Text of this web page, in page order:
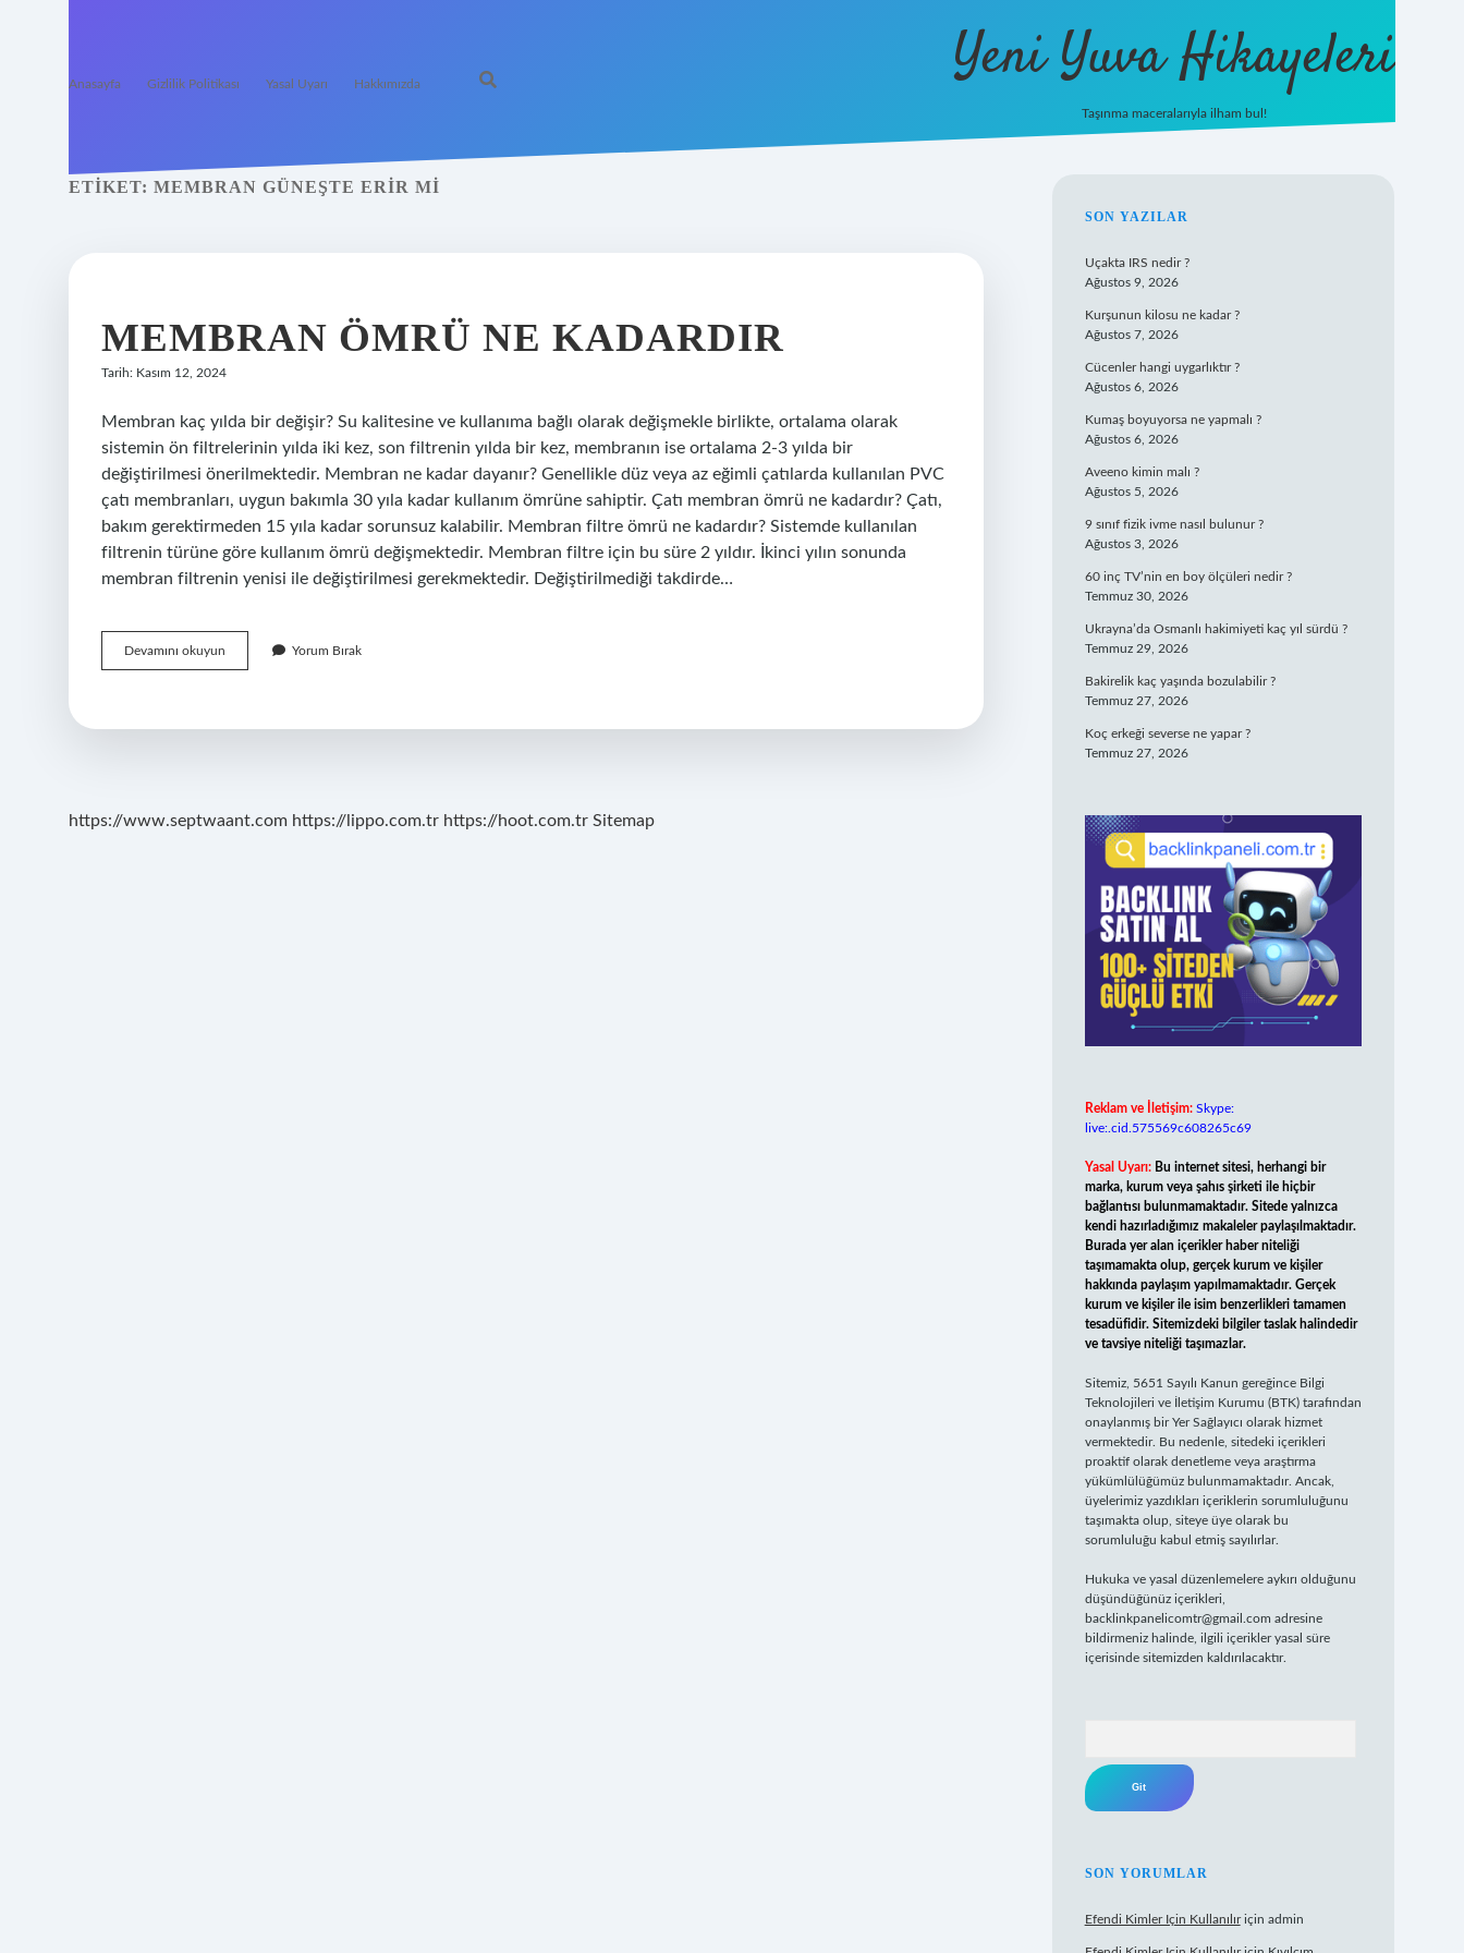
Anasayfa Gizlilik Politikası Yasal Uyarı Hakkımızda Yeni Yuva Hikayeleri
Taşınma maceralarıyla ilham bul!
ETIKET: MEMBRAN GÜNEŞTE ERIR MI
MEMBRAN ÖMRÜ NE KADARDIR
Tarih: Kasım 12, 2024
Membran kaç yılda bir değişir? Su kalitesine ve kullanıma bağlı olarak değişmekle birlikte, ortalama olarak
sistemin ön filtrelerinin yılda iki kez, son filtrenin yılda bir kez, membranın ise ortalama 2-3 yılda bir
değiştirilmesi önerilmektedir. Membran ne kadar dayanır? Genellikle düz veya az eğimli çatılarda kullanılan PVC
çatı membranları, uygun bakımla 30 yıla kadar kullanım ömrüne sahiptir. Çatı membran ömrü ne kadardır? Çatı,
bakım gerektirmeden 15 yıla kadar sorunsuz kalabilir. Membran filtre ömrü ne kadardır? Sistemde kullanılan
filtrenin türüne göre kullanım ömrü değişmektedir. Membran filtre için bu süre 2 yıldır. İkinci yılın sonunda
membran filtrenin yenisi ile değiştirilmesi gerekmektedir. Değiştirilmediği takdirde…
Devamını okuyun Membran
Ömrü
Yorum Bırak
https://www.septwaant.com https://lippo.com.tr https://hoot.com.tr Sitemap
SIDEBAR
SON YAZILAR
Uçakta IRS nedir ?
Ağustos 9, 2026
Kurşunun kilosu ne kadar ?
Ağustos 7, 2026
Cücenler hangi uygarlıktır ?
Ağustos 6, 2026
Kumaş boyuyorsa ne yapmalı ?
Ağustos 6, 2026
Aveeno kimin malı ?
Ağustos 5, 2026
9 sınıf fizik ivme nasıl bulunur ?
Ağustos 3, 2026
60 inç TV’nin en boy ölçüleri nedir ?
Temmuz 30, 2026
Ukrayna’da Osmanlı hakimiyeti kaç yıl sürdü ?
Temmuz 29, 2026
Bakirelik kaç yaşında bozulabilir ?
Temmuz 27, 2026
Koç erkeği severse ne yapar ?
Temmuz 27, 2026
Reklam ve İletişim: Skype:
live:.cid.575569c608265c69
Yasal Uyarı: Bu internet sitesi, herhangi bir
marka, kurum veya şahıs şirketi ile hiçbir
bağlantısı bulunmamaktadır. Sitede yalnızca
kendi hazırladığımız makaleler paylaşılmaktadır.
Burada yer alan içerikler haber niteliği
taşımamakta olup, gerçek kurum ve kişiler
hakkında paylaşım yapılmamaktadır. Gerçek
kurum ve kişiler ile isim benzerlikleri tamamen
tesadüfidir. Sitemizdeki bilgiler taslak halindedir
ve tavsiye niteliği taşımazlar.
Sitemiz, 5651 Sayılı Kanun gereğince Bilgi
Teknolojileri ve İletişim Kurumu (BTK) tarafından
onaylanmış bir Yer Sağlayıcı olarak hizmet
vermektedir. Bu nedenle, sitedeki içerikleri
proaktif olarak denetleme veya araştırma
yükümlülüğümüz bulunmamaktadır. Ancak,
üyelerimiz yazdıkları içeriklerin sorumluluğunu
taşımakta olup, siteye üye olarak bu
sorumluluğu kabul etmiş sayılırlar.
Hukuka ve yasal düzenlemelere aykırı olduğunu
düşündüğünüz içerikleri,
backlinkpanelicomtr@gmail.com adresine
bildirmeniz halinde, ilgili içerikler yasal süre
içerisinde sitemizden kaldırılacaktır.
SON YORUMLAR
Efendi Kimler Için Kullanılıriçin admin